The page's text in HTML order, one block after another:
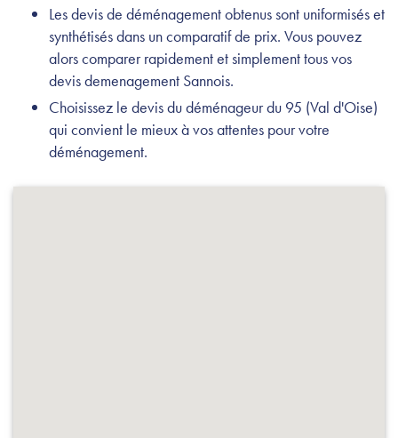
Les devis de déménagement obtenus sont uniformisés et
synthétisés dans un comparatif de prix. Vous pouvez
alors comparer rapidement et simplement tous vos
devis demenagement Sannois.
Choisissez le devis du déménageur du 95 (Val d'Oise)
qui convient le mieux à vos attentes pour votre
déménagement.